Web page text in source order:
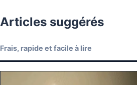
Articles suggérés
Frais, rapide et facile à lire